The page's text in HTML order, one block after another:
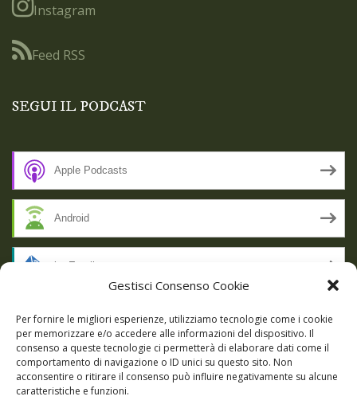
Gestisci Consenso Cookie
Per fornire le migliori esperienze, utilizziamo tecnologie come i cookie
per memorizzare e/o accedere alle informazioni del dispositivo. Il
consenso a queste tecnologie ci permetterà di elaborare dati come il
comportamento di navigazione o ID unici su questo sito. Non
acconsentire o ritirare il consenso può influire negativamente su alcune
caratteristiche e funzioni.
Instagram
Feed RSS
SEGUI IL PODCAST
Apple Podcasts
Android
by Email
RSS
SSL SECURE